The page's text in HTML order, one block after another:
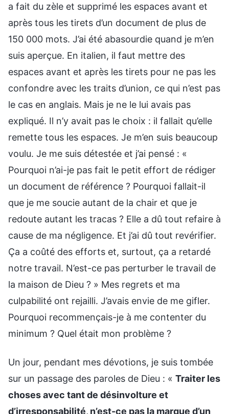
a fait du zèle et supprimé les espaces avant et
après tous les tirets d’un document de plus de
150 000 mots. J’ai été abasourdie quand je m’en
suis aperçue. En italien, il faut mettre des
espaces avant et après les tirets pour ne pas les
confondre avec les traits d’union, ce qui n’est pas
le cas en anglais. Mais je ne le lui avais pas
expliqué. Il n’y avait pas le choix : il fallait qu’elle
remette tous les espaces. Je m’en suis beaucoup
voulu. Je me suis détestée et j’ai pensé : «
Pourquoi n’ai-je pas fait le petit effort de rédiger
un document de référence ? Pourquoi fallait-il
que je me soucie autant de la chair et que je
redoute autant les tracas ? Elle a dû tout refaire à
cause de ma négligence. Et j’ai dû tout revérifier.
Ça a coûté des efforts et, surtout, ça a retardé
notre travail. N’est-ce pas perturber le travail de
la maison de Dieu ? » Mes regrets et ma
culpabilité ont rejailli. J’avais envie de me gifler.
Pourquoi recommençais-je à me contenter du
minimum ? Quel était mon problème ?
Un jour, pendant mes dévotions, je suis tombée
sur un passage des paroles de Dieu : « Traiter les
choses avec tant de désinvolture et
d’irresponsabilité, n’est-ce pas la marque d’un